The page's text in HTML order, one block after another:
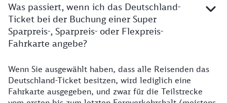
Was passiert, wenn ich das Deutschland-
Ticket bei der Buchung einer Super
Sparpreis-, Sparpreis- oder Flexpreis-
Fahrkarte angebe?
Wenn Sie ausgewählt haben, dass alle Reisenden das
Deutschland-Ticket besitzen, wird lediglich eine
Fahrkarte ausgegeben, und zwar für die Teilstrecke